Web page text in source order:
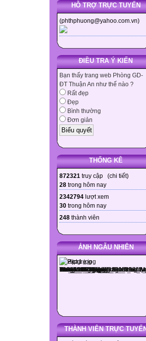
HỖ TRỢ TRỰC TUYẾN
(phthphuong@yahoo.com.vn)
ĐIỀU TRA Ý KIẾN
Bạn thấy trang web Phòng GD-
ĐT Thuận An như thế nào ?
Rất đẹp
Đẹp
Bình thường
Đơn giản
THỐNG KÊ
872321 truy cập (chi tiết)
28 trong hôm nay
2342794 lượt xem
30 trong hôm nay
248 thành viên
ẢNH NGẪU NHIÊN
THÀNH VIÊN TRỰC